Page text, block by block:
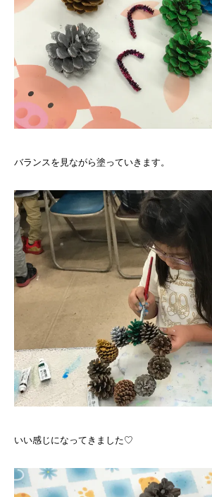
バランスを見ながら塗っていきます。
いい感じになってきました♡